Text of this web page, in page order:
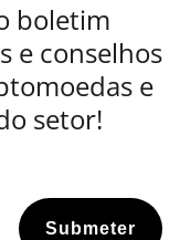
boletim
e conselhos
e
setor!
Submeter